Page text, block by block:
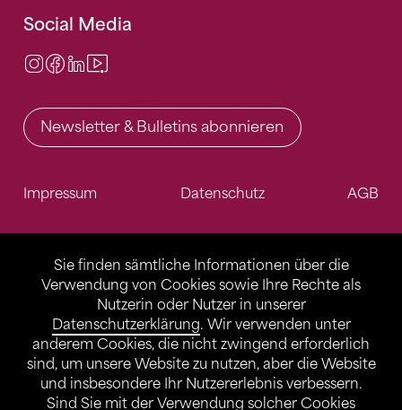
Sie finden sämtliche Informationen über die
Verwendung von Cookies sowie Ihre Rechte als
Nutzerin oder Nutzer in unserer
Datenschutzerklärung. Wir verwenden unter
anderem Cookies, die nicht zwingend erforderlich
sind, um unsere Website zu nutzen, aber die Website
und insbesondere Ihr Nutzererlebnis verbessern.
Sind Sie mit der Verwendung solcher Cookies
Social Media
Instagram
Facebook
LinkedIn
Newsletter & Bulletins abonnieren
Impressum Datenschutz AGB